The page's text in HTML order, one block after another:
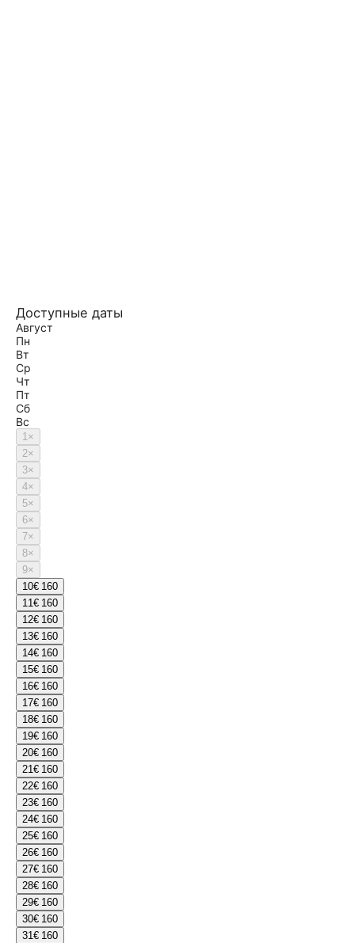
Доступные даты
Август
Пн
Вт
Ср
Чт
Пт
Сб
Вс
1×
2×
3×
4×
5×
6×
7×
8×
9×
10€ 160
11€ 160
12€ 160
13€ 160
14€ 160
15€ 160
16€ 160
17€ 160
18€ 160
19€ 160
20€ 160
21€ 160
22€ 160
23€ 160
24€ 160
25€ 160
26€ 160
27€ 160
28€ 160
29€ 160
30€ 160
31€ 160